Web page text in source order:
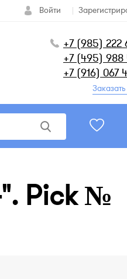
Войти
+7 (985) 222
+7 (495) 988
+7 (916) 067
Pick №